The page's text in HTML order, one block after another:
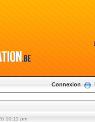
Connexion
10:11 pm